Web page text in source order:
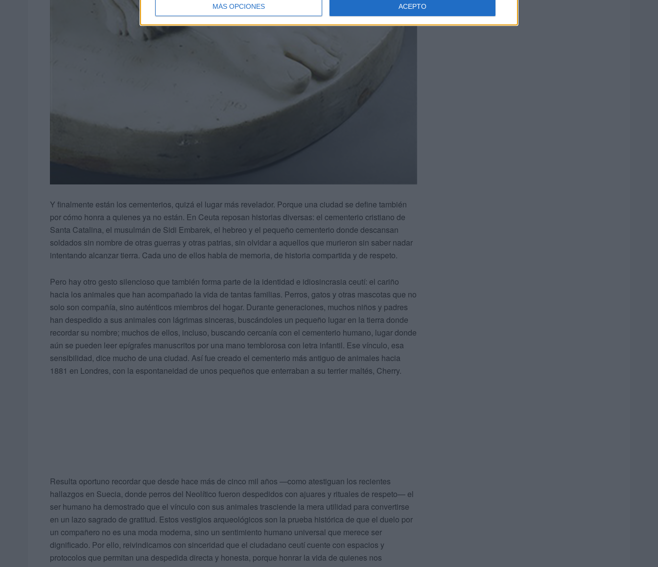
MÁS OPCIONES ACEPTO
Y finalmente están los cementerios, quizá el lugar más revelador. Porque una ciudad se define también
por cómo honra a quienes ya no están. En Ceuta reposan historias diversas: el cementerio cristiano de
Santa Catalina, el musulmán de Sidi Embarek, el hebreo y el pequeño cementerio donde descansan
soldados sin nombre de otras guerras y otras patrias, sin olvidar a aquellos que murieron sin saber nadar
intentando alcanzar tierra. Cada uno de ellos habla de memoria, de historia compartida y de respeto.
Pero hay otro gesto silencioso que también forma parte de la identidad e idiosincrasia ceutí: el cariño
hacia los animales que han acompañado la vida de tantas familias. Perros, gatos y otras mascotas que no
solo son compañía, sino auténticos miembros del hogar. Durante generaciones, muchos niños y padres
han despedido a sus animales con lágrimas sinceras, buscándoles un pequeño lugar en la tierra donde
recordar su nombre; muchos de ellos, incluso, buscando cercanía con el cementerio humano, lugar donde
aún se pueden leer epígrafes manuscritos por una mano temblorosa con letra infantil. Ese vínculo, esa
sensibilidad, dice mucho de una ciudad. Así fue creado el cementerio más antiguo de animales hacia
1881 en Londres, con la espontaneidad de unos pequeños que enterraban a su terrier maltés, Cherry.
Resulta oportuno recordar que desde hace más de cinco mil años —como atestiguan los recientes
hallazgos en Suecia, donde perros del Neolítico fueron despedidos con ajuares y rituales de respeto— el
ser humano ha demostrado que el vínculo con sus animales trasciende la mera utilidad para convertirse
en un lazo sagrado de gratitud. Estos vestigios arqueológicos son la prueba histórica de que el duelo por
un compañero no es una moda moderna, sino un sentimiento humano universal que merece ser
dignificado. Por ello, reivindicamos con sinceridad que el ciudadano ceutí cuente con espacios y
protocolos que permitan una despedida directa y honesta, porque honrar la vida de quienes nos